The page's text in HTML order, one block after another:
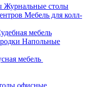
Журнальные столы
Мебель для колл-
мебель
Напольные
мебель
офисные